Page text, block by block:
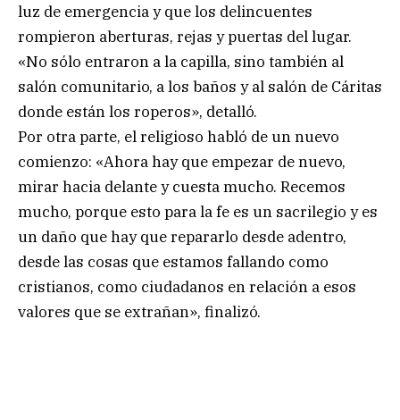
luz de emergencia y que los delincuentes
rompieron aberturas, rejas y puertas del lugar.
«No sólo entraron a la capilla, sino también al
salón comunitario, a los baños y al salón de Cáritas
donde están los roperos», detalló.
Por otra parte, el religioso habló de un nuevo
comienzo: «Ahora hay que empezar de nuevo,
mirar hacia delante y cuesta mucho. Recemos
mucho, porque esto para la fe es un sacrilegio y es
un daño que hay que repararlo desde adentro,
desde las cosas que estamos fallando como
cristianos, como ciudadanos en relación a esos
valores que se extrañan», finalizó.